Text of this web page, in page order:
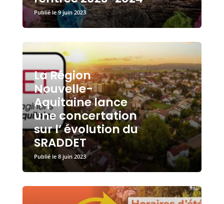
9 juin 2023
La Région
Nouvelle-
Aquitaine lance
une concertation
sur l’ évolution du
SRADDET
8 juin 2023